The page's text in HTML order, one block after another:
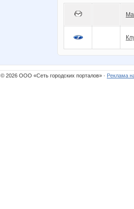
© 2026 ООО «Сеть городских порталов» · Реклама